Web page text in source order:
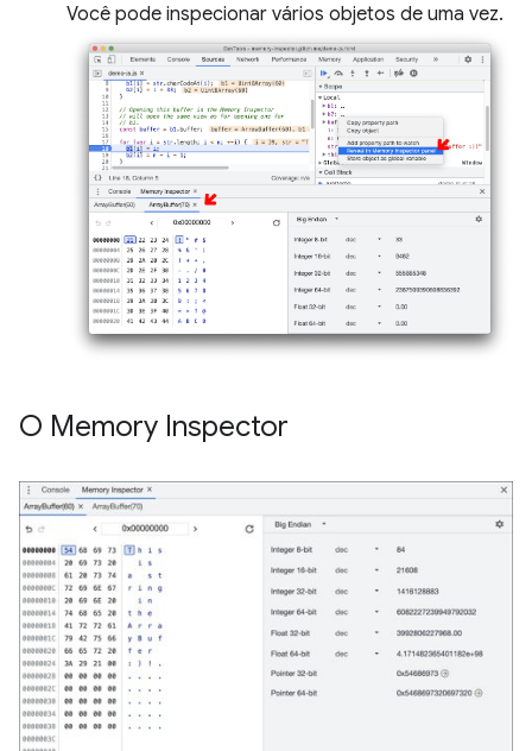
Você pode inspecionar vários objetos de uma vez.
O Memory Inspector